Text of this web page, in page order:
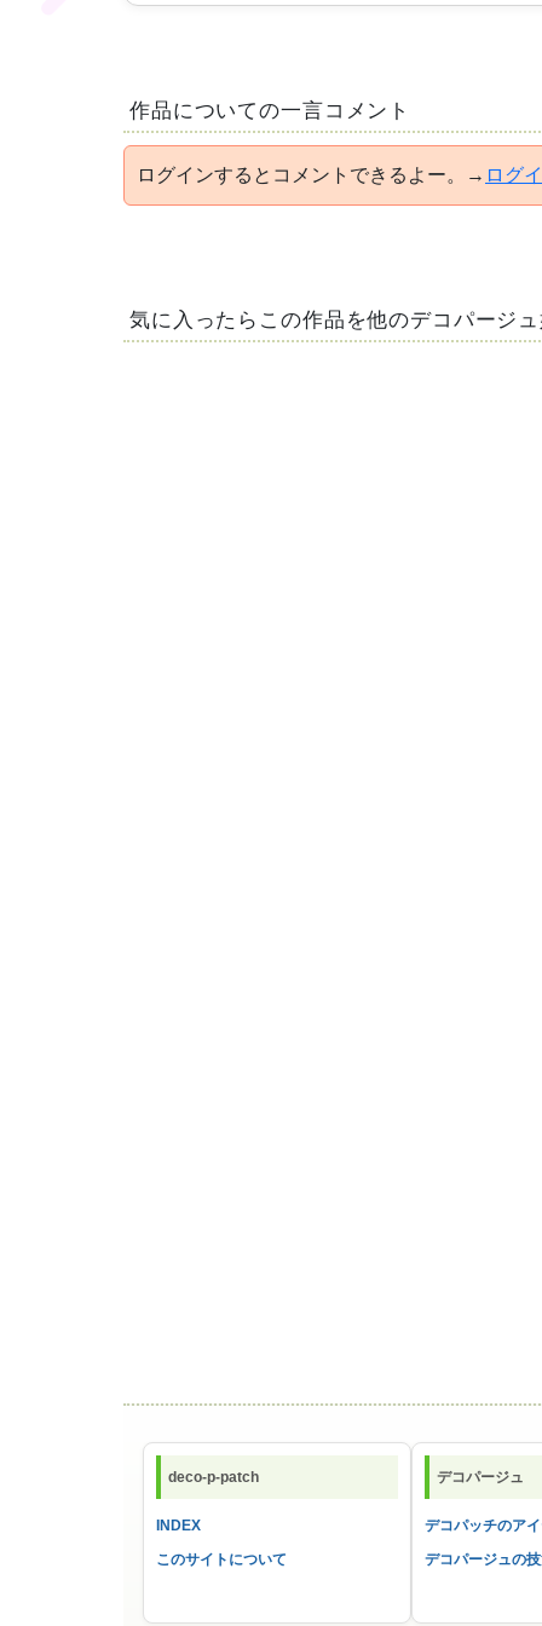
作品についての一言コメント
ログインするとコメントできるよー。→ ログ
気に入ったらこの作品を他のデコパージ
deco-p-patch
INDEX
このサイトについて
デコパージュ
デコパッチのア
デコパージュの